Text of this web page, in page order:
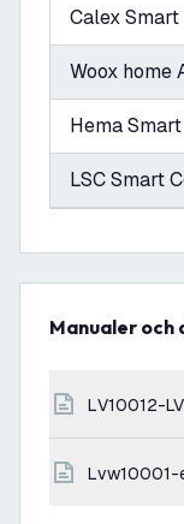
Calex
Woox home
Hema
LSC Smart
Manualer
LV10012-